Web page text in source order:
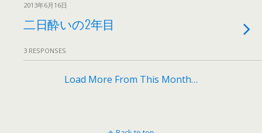
2013年6月16日
二日酔いの2年目
3 RESPONSES
Load More From This Month…